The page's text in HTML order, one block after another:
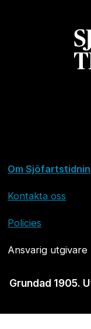
Om
Kontakta oss
Policies
Ansvarig
Grundad 1905.